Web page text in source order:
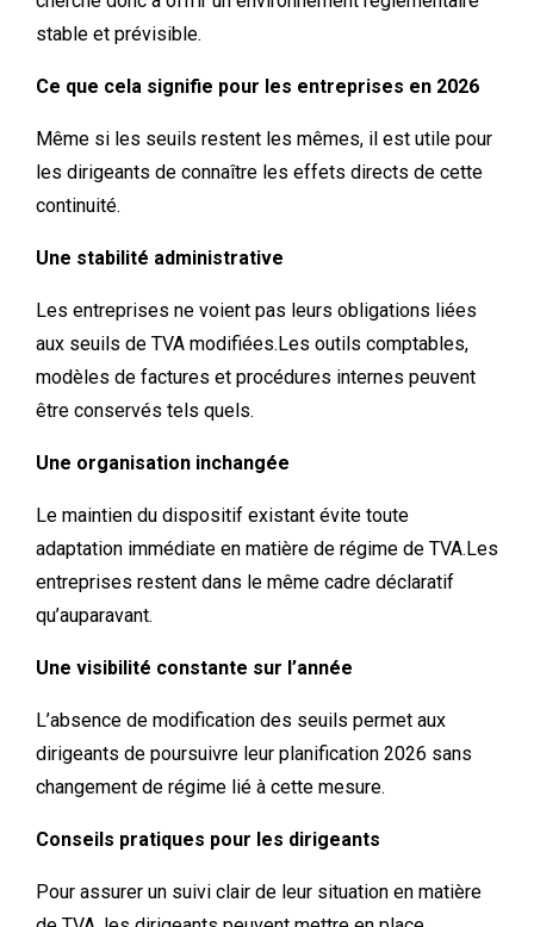
stable et prévisible.
Ce que cela signifie pour les entreprises en 2026
Même si les seuils restent les mêmes, il est utile pour
les dirigeants de connaître les effets directs de cette
continuité.
Une stabilité administrative
Les entreprises ne voient pas leurs obligations liées
aux seuils de TVA modifiées.Les outils comptables,
modèles de factures et procédures internes peuvent
être conservés tels quels.
Une organisation inchangée
Le maintien du dispositif existant évite toute
adaptation immédiate en matière de régime de TVA.Les
entreprises restent dans le même cadre déclaratif
qu’auparavant.
Une visibilité constante sur l’année
L’absence de modification des seuils permet aux
dirigeants de poursuivre leur planification 2026 sans
changement de régime lié à cette mesure.
Conseils pratiques pour les dirigeants
Pour assurer un suivi clair de leur situation en matière